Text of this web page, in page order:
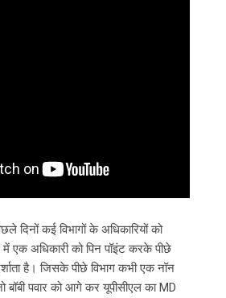
दिनों कई विभागों के अधिकारियों को
एक अधिकारी को पिन पॉइंट करके पीछे
है। जिसके पीछे विभाग कभी एक नॉन
बॉबी पवार को आगे कर यूपीसीएल का MD